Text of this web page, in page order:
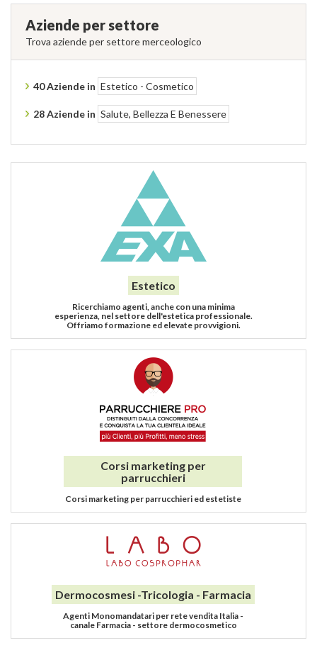
Aziende per settore
Trova aziende per settore merceologico
40 Aziende in Estetico - Cosmetico
28 Aziende in Salute, Bellezza E Benessere
Estetico
Ricerchiamo agenti, anche con una minima
esperienza, nel settore dell'estetica professionale.
Offriamo formazione ed elevate provvigioni.
Corsi marketing per
parrucchieri
Corsi marketing per parrucchieri ed estetiste
Dermocosmesi -Tricologia - Farmacia
Agenti Monomandatari per rete vendita Italia -
canale Farmacia - settore dermocosmetico